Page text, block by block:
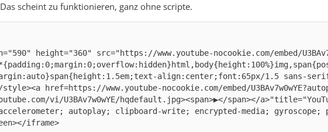
scheint zu funktionieren, ganz ohne scripte.
height="360" src="https://www.youtube-nocookie.com/embed/
align:center;font:65px/1.5 sans-
href=https://www.youtube-nocookie.com/embed/
vi/U3BAv7w0wYE/hqdefault.jpg><span>▶</span></
autoplay; clipboard-write; encrypted-media;
iframe>